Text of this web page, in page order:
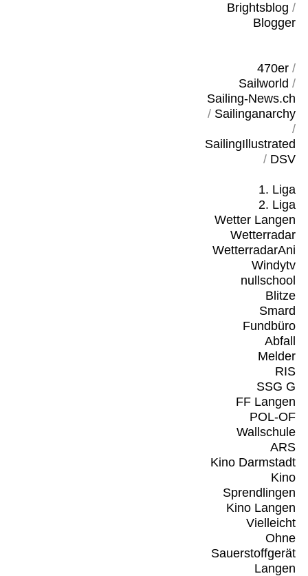
Brightsblog /
Blogger
470er/
Sailworld /
Sailing-News.ch
/ Sailinganarchy
/
SailingIllustrated
/ DSV
1. Liga
2. Liga
Wetter Langen
Wetterradar
WetterradarAni
Windytv
nullschool
Blitze
Smard
Fundbüro
Abfall
Melder
RIS
SSG G
FF Langen
POL-OF
Wallschule
ARS
Kino Darmstadt
Kino
Sprendlingen
Kino Langen
Vielleicht
Ohne
Sauerstoffgerät
Langen